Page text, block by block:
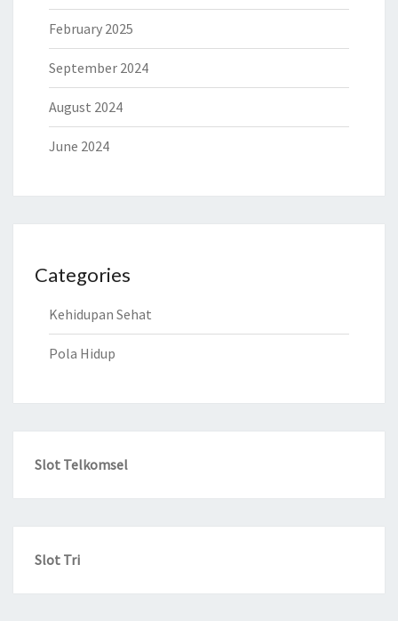
February 2025
September 2024
August 2024
June 2024
Categories
Kehidupan Sehat
Pola Hidup
Slot Telkomsel
Slot Tri